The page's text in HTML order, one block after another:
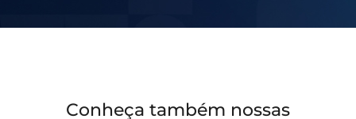
Conheça também nossas